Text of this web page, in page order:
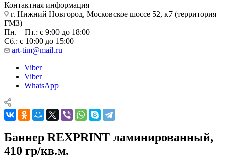
Контактная информация
г. Нижний Новгород, Московское шоссе 52, к7 (территория
ГМЗ)
Пн. – Пт.: с 9:00 до 18:00
Сб.: с 10:00 до 15:00
art-tim@mail.ru
Viber
Viber
WhatsApp
Баннер REXPRINT ламинированный,
410 гр/кв.м.